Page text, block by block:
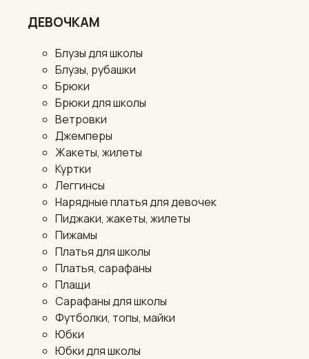
ДЕВОЧКАМ
Блузы для школы
Блузы, рубашки
Брюки
Брюки для школы
Ветровки
Джемперы
Жакеты, жилеты
Куртки
Леггинсы
Нарядные платья для девочек
Пиджаки, жакеты, жилеты
Пижамы
Платья для школы
Платья, сарафаны
Плащи
Сарафаны для школы
Футболки, топы, майки
Юбки
Юбки для школы